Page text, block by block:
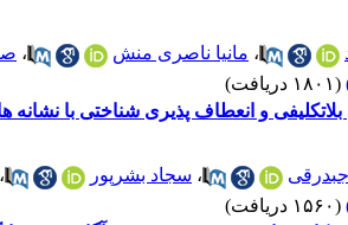
، مانیا ناصری منش ،
(۱۸۰۱ دریافت)
و انعطاف پذیری شناختی با نشانه
، سجاد بشرپور ،
(۱۵۶۰ دریافت)